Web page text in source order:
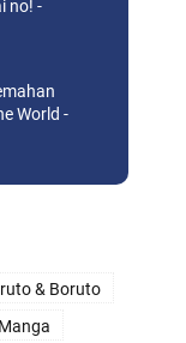
no! -
World -
& Boruto
Manga